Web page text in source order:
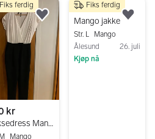
kr
Buksedress Mango str M
Mango
Fiks ferdig
Legg til som favoritt.
500 kr
Mango jakke
Str. L
Mango
Ålesund
26. juli
Kjøp nå
Fiks ferdig